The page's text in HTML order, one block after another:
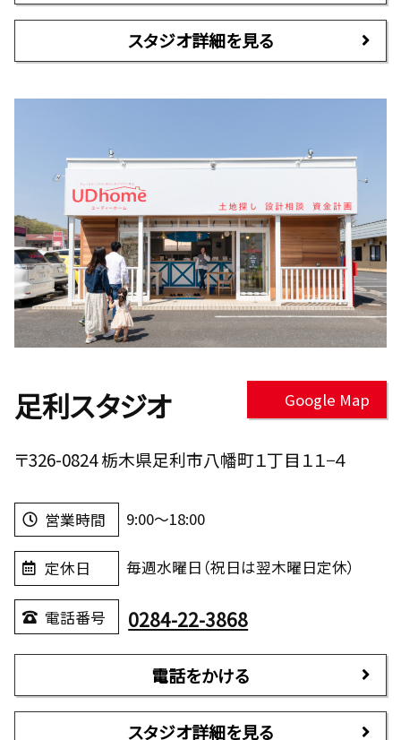
スタジオ詳細を見る
足利スタジオ Google Map
〒326-0824 栃木県足利市八幡町１丁目１１−４
営業時間 9:00～18:00
定休日 毎週水曜日（祝日は翌木曜日定休）
電話番号 0284-22-3868
電話をかける
スタジオ詳細を見る